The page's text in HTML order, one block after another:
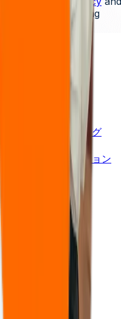
to receive marketing
ニアリング
キング＆仮想化
ド・エンジニアリング
イズ・オートメーション